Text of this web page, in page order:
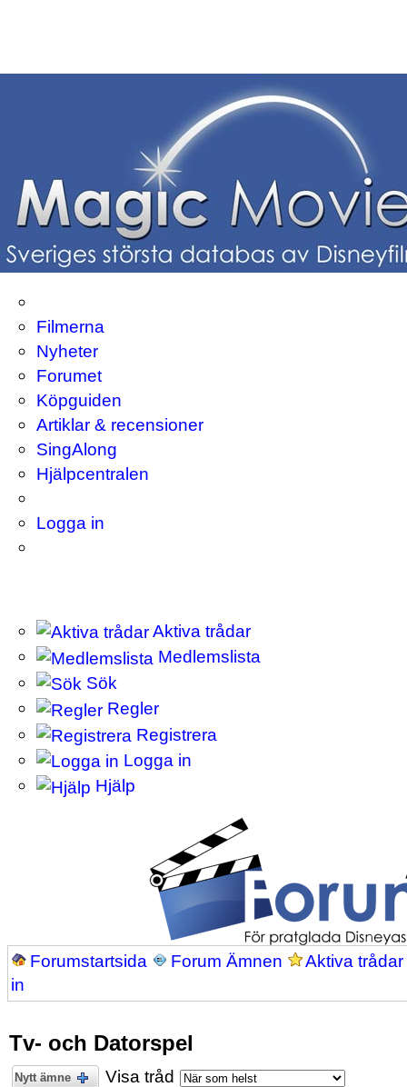
Filmerna
Nyheter
Forumet
Köpguiden
Artiklar & recensioner
SingAlong
Hjälpcentralen
Logga in
Aktiva trådar
Medlemslista
Sök
Regler
Registrera
Logga in
Hjälp
Forumstartsida Forum Ämnen
Aktiva trådar
in
Tv- och Datorspel
Nytt ämne
Visa tråd